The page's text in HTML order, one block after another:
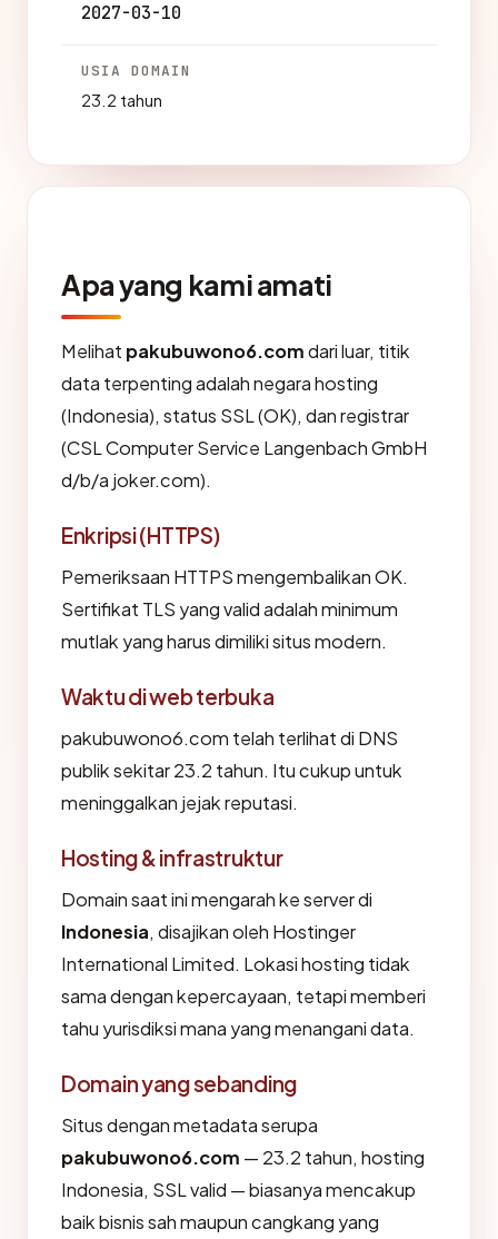
2027-03-10
USIA DOMAIN
23.2 tahun
Apa yang kami amati
Melihat pakubuwono6.comdari luar, titik
data terpenting adalah negara hosting
(Indonesia), status SSL (OK), dan registrar
(CSL Computer Service Langenbach GmbH
d/b/a joker.com).
Enkripsi (HTTPS)
Pemeriksaan HTTPS mengembalikan OK.
Sertifikat TLS yang valid adalah minimum
mutlak yang harus dimiliki situs modern.
Waktu di web terbuka
pakubuwono6.com telah terlihat di DNS
publik sekitar 23.2 tahun. Itu cukup untuk
meninggalkan jejak reputasi.
Hosting & infrastruktur
Domain saat ini mengarah ke server di
Indonesia, disajikan oleh Hostinger
International Limited. Lokasi hosting tidak
sama dengan kepercayaan, tetapi memberi
tahu yurisdiksi mana yang menangani data.
Domain yang sebanding
Situs dengan metadata serupa
pakubuwono6.com — 23.2 tahun, hosting
Indonesia, SSL valid — biasanya mencakup
baik bisnis sah maupun cangkang yang